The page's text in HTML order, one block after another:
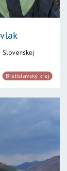
Bratislavský kraj